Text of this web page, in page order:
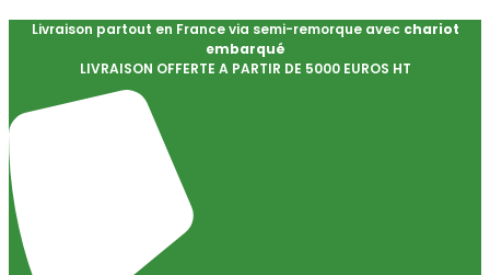
Livraison partout en France via semi-remorque avec chariot
embarqué
LIVRAISON OFFERTE A PARTIR DE 5000 EUROS HT